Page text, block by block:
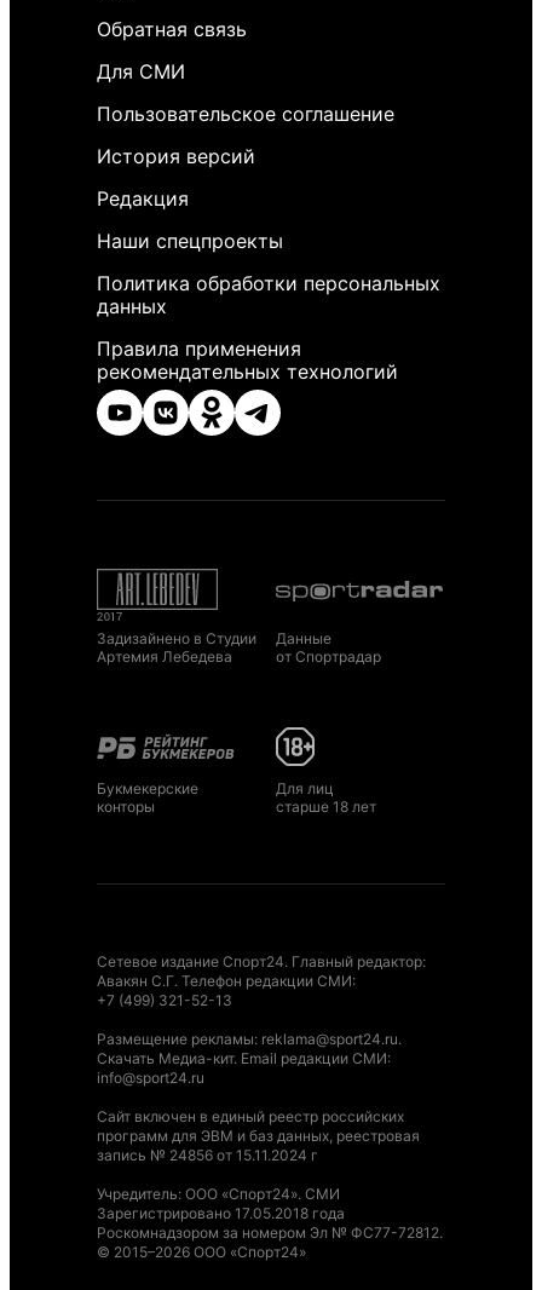
Обратная связь
Для СМИ
Пользовательское соглашение
История версий
Редакция
Наши спецпроекты
Политика обработки персональных
данных
Правила применения
рекомендательных технологий
Задизайнено в Студии
Артемия Лебедева
Данные
от Спортрадар
Букмекерские
конторы
Для лиц
старше 18 лет
Сетевое издание Спорт24. Главный редактор:
Авакян С.Г. Телефон редакции СМИ:
+7 (499) 321-52-13
Размещение рекламы: reklama@sport24.ru.
Скачать Медиа-кит. Email редакции СМИ:
info@sport24.ru
Сайт включен в единый реестр российских
программ для ЭВМ и баз данных, реестровая
запись № 24856 от 15.11.2024 г
Учредитель: ООО «Спорт24». СМИ
Зарегистрировано 17.05.2018 года
Роскомнадзором за номером Эл № ФС77-72812.
© 2015–2026 ООО «Спорт24»